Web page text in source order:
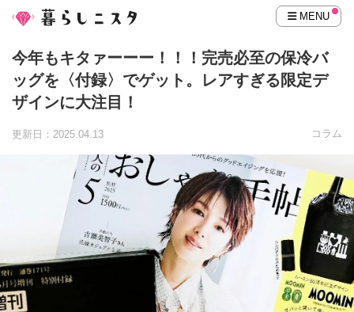
MENU
今年もキタァーーー！！！完売必至の保冷バ
ッグを〈付録〉でゲット。レアすぎる限定デ
ザインに大注目！
更新日：2025.04.13 コラム